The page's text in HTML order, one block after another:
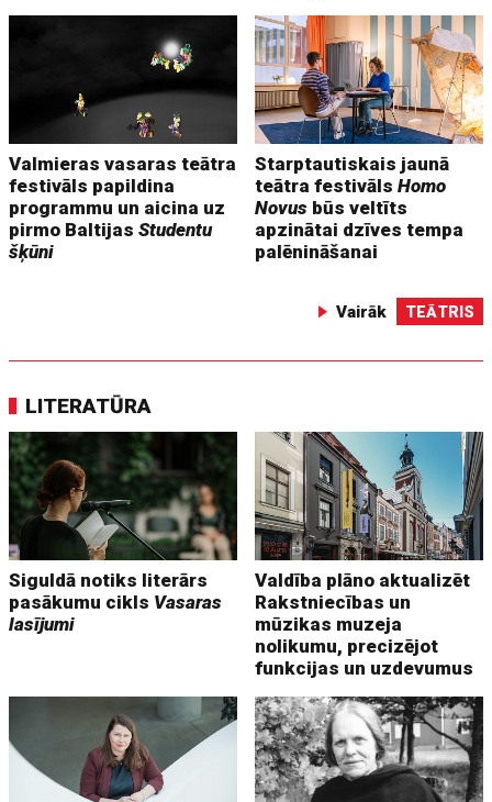
Valmieras vasaras teātra
festivāls papildina
programmu un aicina uz
pirmo BaltijasStudentu
šķūni
Starptautiskais jaunā
teātra festivālsHomo
Novus būs veltīts
apzinātai dzīves tempa
palēnināšanai
Vairāk TEĀTRIS
LITERATŪRA
Siguldā notiks literārs
pasākumu cikls Vasaras
lasījumi
Valdība plāno aktualizēt
Rakstniecības un
mūzikas muzeja
nolikumu, precizējot
funkcijas un uzdevumus